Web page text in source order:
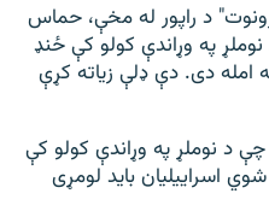
د راپور له مخې، حماس
په وړاندې کولو کې ځنډ
امله دی. دې ډلې زیاته کړې
د نوملړ په وړاندې کولو کې
اسراییلیان باید لومړی